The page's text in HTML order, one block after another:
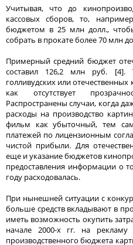
Учитывая, что до
кассовых сборов, то,
бюджетом в 25 млн долл.,
собрать в прокате более 70 млн
Примерный средний бюджет
составил 126,2 млн руб.
голливудских или
как отсутствует
Распространены случаи, когда
расходы на производство
фильм как убыточный, тем
платежей по лицензионным
чистой прибыли. Для
еще и указание бюджетов
предоставления информации о
году расходовалась.
При нынешней ситуации с
больше средств вкладывают в
иметь возможность окупить
начале 2000-х гг. на
производственного бюджета